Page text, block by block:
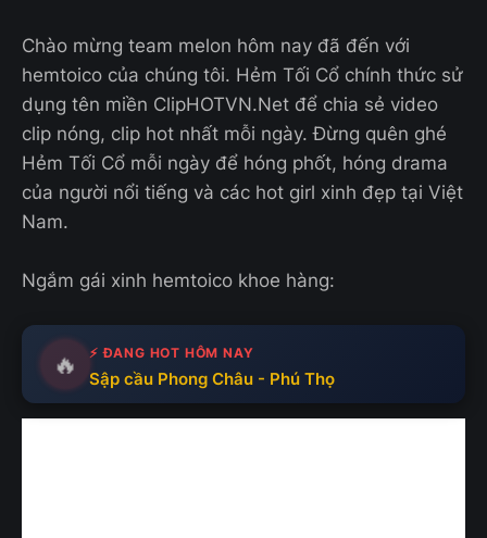
Chào mừng team melon hôm nay đã đến với
hemtoico của chúng tôi. Hẻm Tối Cổ chính thức sử
dụng tên miền ClipHOTVN.Net để chia sẻ video
clip nóng, clip hot nhất mỗi ngày. Đừng quên ghé
Hẻm Tối Cổ mỗi ngày để hóng phốt, hóng drama
của người nổi tiếng và các hot girl xinh đẹp tại Việt
Nam.
Ngắm gái xinh hemtoico khoe hàng:
🔥 ⚡ ĐANG HOT HÔM NAY
Sập cầu Phong Châu - Phú Thọ